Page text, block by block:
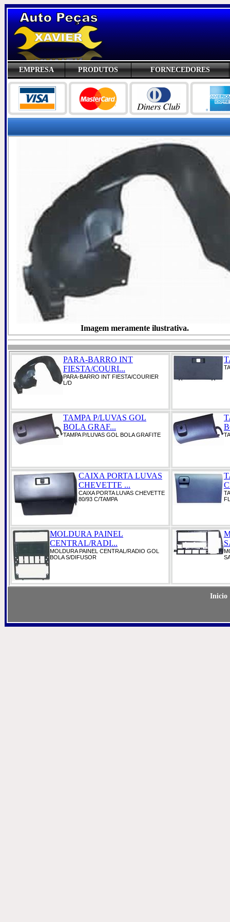
EMPRESA PRODUTOS FORNECEDORES
Imagem meramente ilustrativa.
PARA-BARRO INT
FIESTA/COURI...
PARA-BARRO INT FIESTA/COURIER
L/D
TAMPA P/LUVAS GOL
BOLA GRAF...
TAMPA P/LUVAS GOL BOLA GRAFITE
CAIXA PORTA LUVAS
CHEVETTE ...
CAIXA PORTA LUVAS CHEVETTE
80/93 C/TAMPA
MOLDURA PAINEL
CENTRAL/RADI...
MOLDURA PAINEL CENTRAL/RADIO GOL
BOLA S/DIFUSOR
Inicio